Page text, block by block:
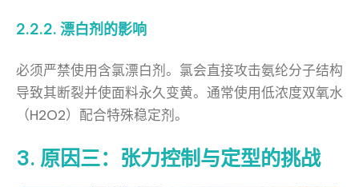
2.2.2. 漂白剂的影响
必须严禁使用含氯漂白剂。氯会直接攻击氨纶分子结构
导致其断裂并使面料永久变黄。通常使用低浓度双氧水
（H2O2）配合特殊稳定剂。
3. 原因三：张力控制与定型的挑战